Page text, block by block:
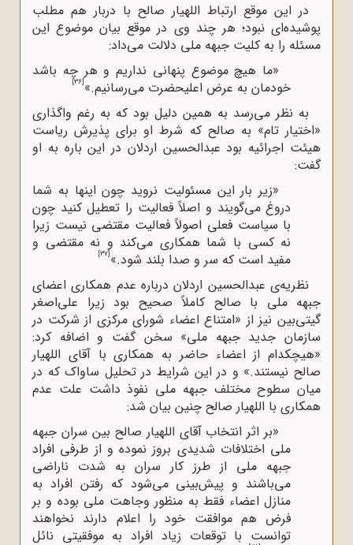
در این موقع ارتباط اللهیار صالح با دربار هم مطلب
پوشیده‌ای نبود؛ هر چند وی در موقع بیان موضوع این
مسئله را به کلیت جبهه ملی دلالت می‌داد:
«ما هیچ موضوع پنهانی نداریم و هر چه باشد
خودمان به عرض اعلیحضرت می‌رسانیم.» [36]
به نظر می‌رسد به همین دلیل بود که به رغم واگذاری
«اختیار تام» به صالح که شرط او برای پذیرش ریاست
هیئت اجرائیه بود عبدالحسین اردلان در این باره به او
گفت:
«زیر بار این مسئولیت نروید چون اینها به شما
دروغ می‌گویند و اصلاً فعالیت را تعطیل کنید چون
با سیاست فعلی اصولاً فعالیت مقتضی نیست زیرا
نه کسی با شما همکاری می‌کند و نه مقتضی و
مفید است که سر و صدا بلند شود.» [37]
نظریه‌ی عبدالحسین اردلان درباره عدم همکاری اعضای
جبهه ملی با صالح کاملاً صحیح بود زیرا علی‌اصغر
گیتی‌بین نیز از «امتناع اعضاء شورای مرکزی از شرکت در
سازمان جدید جبهه ملی» سخن گفت و اضافه کرد:
«هیچکدام از اعضاء حاضر به همکاری با آقای اللهیار
صالح نیستند.» و در این شرایط در تحلیل ساواک که در
میان سطوح مختلف جبهه ملی نفوذ داشت علت عدم
همکاری با اللهیار صالح چنین بیان شد:
«بر اثر انتخاب آقای اللهیار صالح بین سران جبهه
ملی اختلافات شدیدی بروز نموده و از طرفی افراد
جبهه ملی از طرز کار سران به شدت ناراضی
می‌باشند و پیش‌بینی می‌شود که رفتن افراد به
منازل اعضاء فقط به منظور وجاهت ملی بوده و بر
فرض هم موافقت خود را اعلام دارند نخواهند
توانست با توقعات زیاد افراد به موفقیتی نائل